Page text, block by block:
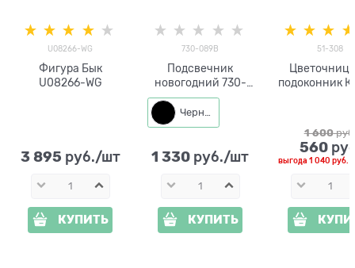
U08266-WG
Фигура Бык
U08266-WG
3 895 руб./шт
КУПИТЬ
730-089B
Подсвечник
новогодний 730-
089 металл
Черный
1 330 руб./шт
КУПИТЬ
51-308
подоконник
1 600
560
выгода1 040 руб.